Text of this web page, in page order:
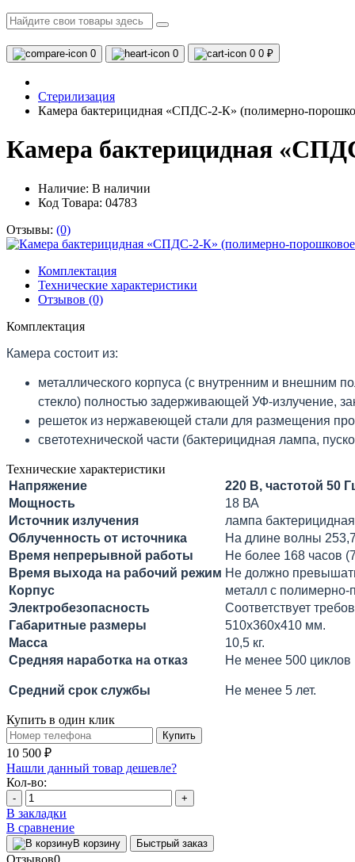
0 0 0 0 ₽
Стерилизация
Камера бактерицидная «СПДС-2-К» (полимерно-
Камера бактерицидная
Наличие: В наличии
Код Товара: 04783
Отзывы: (0)
Комплектация
Технические характеристики
Отзывов (0)
Комплектация
Камера состоит из:
металлического корпуса (с внутренним и внешним
стекло) полностью задерживающей УФ-излучение,
решеток из нержавеющей стали для размещения
светотехнической части (бактерицидная лампа,
Технические характеристики
Напряжение
220 В, частотой 50
Мощность
18 ВА
Источник излучения
лампа
Облученность от источника
На длине волны
Время непрерывной работы
Не более 168 часов
Время выхода на рабочий режим Не должно
Корпус
металл с
Электробезопасность
Соответствует
Габаритные размеры
510х360х410 мм.
Масса
10,5 кг.
Средняя наработка на отказ
Не менее 500 циклов
Средний срок службы Не менее 5 лет.
Купить в один клик
Купить
10 500 ₽
Нашли данный товар дешевле?
Кол-во:
- +
В закладки
В сравнение
В корзину Быстрый заказ
Отзывов0